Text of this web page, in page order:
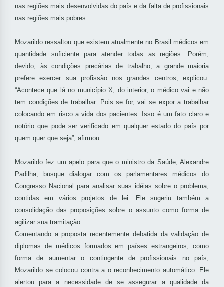
nas regiões mais desenvolvidas do país e da falta de profissionais
nas regiões mais pobres.
Mozarildo ressaltou que existem atualmente no Brasil médicos em
quantidade suficiente para atender todas as regiões. Porém,
devido, às condições precárias de trabalho, a grande maioria
prefere exercer sua profissão nos grandes centros, explicou.
“Acontece que lá no município X, do interior, o médico vai e não
tem condições de trabalhar. Pois se for, vai se expor a trabalhar
colocando em risco a vida dos pacientes. Isso é um fato claro e
notório que pode ser verificado em qualquer estado do país por
quem quer que seja”, afirmou.
Mozarildo fez um apelo para que o ministro da Saúde, Alexandre
Padilha, busque dialogar com os parlamentares médicos do
Congresso Nacional para analisar suas idéias sobre o problema,
contidas em vários projetos de lei. Ele sugeriu também a
consolidação das proposições sobre o assunto como forma de
agilizar sua tramitação.
Comentando a proposta recentemente debatida da validação de
diplomas de médicos formados em países estrangeiros, como
forma de aumentar o contingente de profissionais no país,
Mozarildo se colocou contra a o reconhecimento automático. Ele
alertou para a necessidade de se assegurar a qualidade da